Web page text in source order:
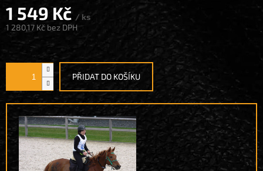
1 549 Kč / ks
1 280,17 Kč bez DPH
Měrná
PŘIDAT DO KOŠÍKU